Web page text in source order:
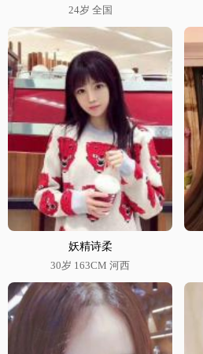
24岁 全国
妖精诗柔
30岁 163CM 河西